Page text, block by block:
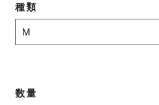
種類
数量